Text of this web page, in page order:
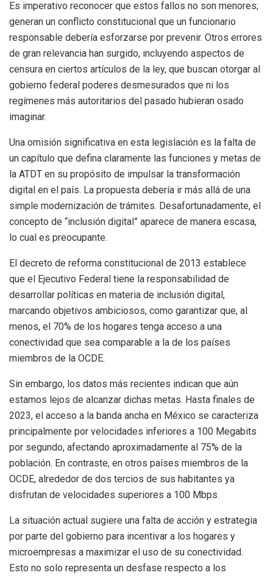
Es imperativo reconocer que estos fallos no son menores;
generan un conflicto constitucional que un funcionario
responsable debería esforzarse por prevenir. Otros errores
de gran relevancia han surgido, incluyendo aspectos de
censura en ciertos artículos de la ley, que buscan otorgar al
gobierno federal poderes desmesurados que ni los
regímenes más autoritarios del pasado hubieran osado
imaginar.
Una omisión significativa en esta legislación es la falta de
un capítulo que defina claramente las funciones y metas de
la ATDT en su propósito de impulsar la transformación
digital en el país. La propuesta debería ir más allá de una
simple modernización de trámites. Desafortunadamente, el
concepto de “inclusión digital” aparece de manera escasa,
lo cual es preocupante.
El decreto de reforma constitucional de 2013 establece
que el Ejecutivo Federal tiene la responsabilidad de
desarrollar políticas en materia de inclusión digital,
marcando objetivos ambiciosos, como garantizar que, al
menos, el 70% de los hogares tenga acceso a una
conectividad que sea comparable a la de los países
miembros de la OCDE.
Sin embargo, los datos más recientes indican que aún
estamos lejos de alcanzar dichas metas. Hasta finales de
2023, el acceso a la banda ancha en México se caracteriza
principalmente por velocidades inferiores a 100 Megabits
por segundo, afectando aproximadamente al 75% de la
población. En contraste, en otros países miembros de la
OCDE, alrededor de dos tercios de sus habitantes ya
disfrutan de velocidades superiores a 100 Mbps.
La situación actual sugiere una falta de acción y estrategia
por parte del gobierno para incentivar a los hogares y
microempresas a maximizar el uso de su conectividad.
Esto no solo representa un desfase respecto a los